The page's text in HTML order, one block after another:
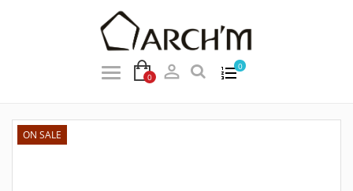
0
0

ON SALE